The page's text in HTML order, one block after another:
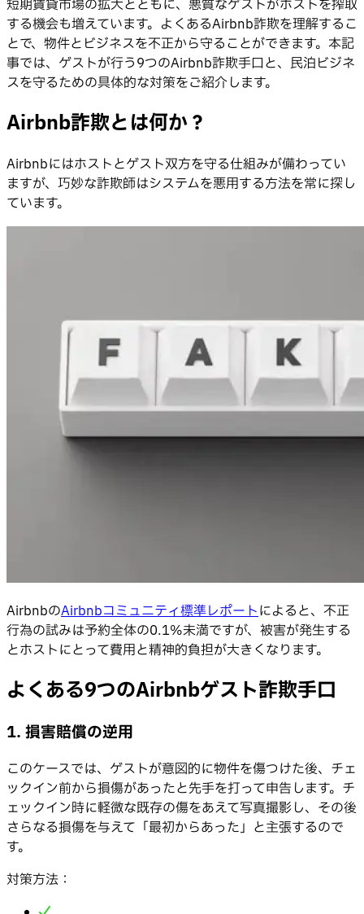
短期賃貸市場の拡大とともに、悪質なゲストがホストを搾取
する機会も増えています。よくあるAirbnb詐欺を理解するこ
とで、物件とビジネスを不正から守ることができます。本記
事では、ゲストが行う9つのAirbnb詐欺手口と、民泊ビジネ
スを守るための具体的な対策をご紹介します。
Airbnb詐欺とは何か？
Airbnbにはホストとゲスト双方を守る仕組みが備わってい
ますが、巧妙な詐欺師はシステムを悪用する方法を常に探し
ています。
AirbnbのAirbnbコミュニティ標準レポートによると、不正
行為の試みは予約全体の0.1%未満ですが、被害が発生する
とホストにとって費用と精神的負担が大きくなります。
よくある9つのAirbnbゲスト詐欺手口
1. 損害賠償の逆用
このケースでは、ゲストが意図的に物件を傷つけた後、チェ
ックイン前から損傷があったと先手を打って申告します。チ
ェックイン時に軽微な既存の傷をあえて写真撮影し、その後
さらなる損傷を与えて「最初からあった」と主張するので
す。
対策方法：